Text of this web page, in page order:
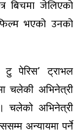
बिचमा जेलिएको
भएको उनको
टु पेरिस’ ट्राभल
चलेकी अभिनेत्री
। चलेको अभिनेत्री
अन्यायमा पर्ने